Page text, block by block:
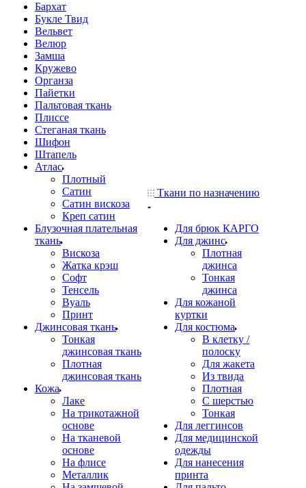
Бархат
Букле Твид
Вельвет
Велюр
Замша
Кружево
Органза
Пайетки
Пальтовая ткань
Плиссе
Стеганая ткань
Шифон
Штапель
Атлас
Плотный
Сатин
Сатин вискоза
Креп сатин
Блузочная плательная
ткань
Вискоза
Жатка крэш
Софт
Тенсель
Вуаль
Принт
Джинсовая ткань
Тонкая
джинсовая ткань
Плотная
джинсовая ткань
Кожа
Лаке
На трикотажной
основе
На тканевой
основе
На флисе
Металлик
Ткани по назначению
Для брюк КАРГО
Для джинс
Плотная
джинса
Тонкая
джинса
Для кожаной
куртки
Для костюма
В клетку /
полоску
Для жакета
Из твида
Плотная
С шерстью
Тонкая
Для леггинсов
Для медицинской
одежды
Для нанесения
принта